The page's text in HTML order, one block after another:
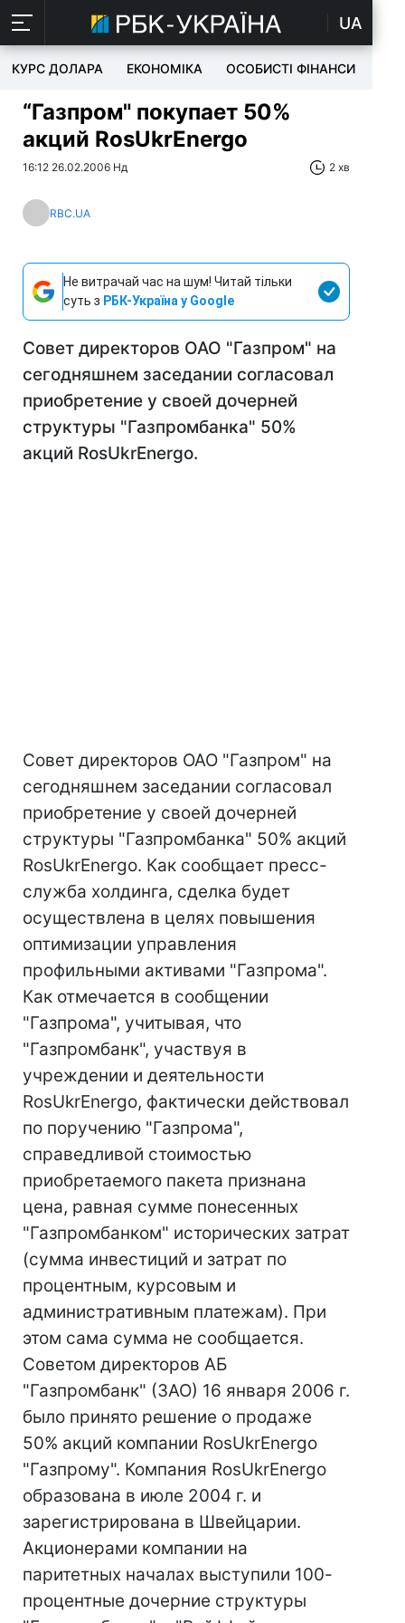
UA
КУРС ДОЛАРА ЕКОНОМІКА ОСОБИСТІ ФІНАНСИ
“Газпром" покупает 50%
акций RosUkrEnergo
16:12 26.02.2006 Нд 2 хв
RBC.UA
Не витрачай час на шум! Читай тільки
суть з РБК-Україна у Google
Совет директоров ОАО "Газпром" на
сегодняшнем заседании согласовал
приобретение у своей дочерней
структуры "Газпромбанка" 50%
акций RosUkrEnergo.
Совет директоров ОАО "Газпром" на
сегодняшнем заседании согласовал
приобретение у своей дочерней
структуры "Газпромбанка" 50% акций
RosUkrEnergo. Как сообщает пресс-
служба холдинга, сделка будет
осуществлена в целях повышения
оптимизации управления
профильными активами "Газпрома".
Как отмечается в сообщении
"Газпрома", учитывая, что
"Газпромбанк", участвуя в
учреждении и деятельности
RosUkrEnergo, фактически действовал
по поручению "Газпрома",
справедливой стоимостью
приобретаемого пакета признана
цена, равная сумме понесенных
"Газпромбанком" исторических затрат
(сумма инвестиций и затрат по
процентным, курсовым и
административным платежам). При
этом сама сумма не сообщается.
Советом директоров АБ
"Газпромбанк" (ЗАО) 16 января 2006 г.
было принято решение о продаже
50% акций компании RosUkrEnergo
"Газпрому". Компания RosUkrEnergo
образована в июле 2004 г. и
зарегистрирована в Швейцарии.
Акционерами компании на
паритетных началах выступили 100-
процентные дочерние структуры